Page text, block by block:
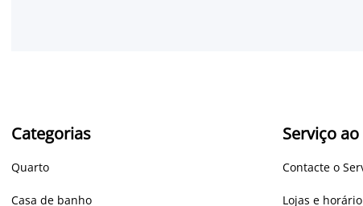
Categorias
Quarto
Casa de banho
Serviço
Contacte o
Lojas e